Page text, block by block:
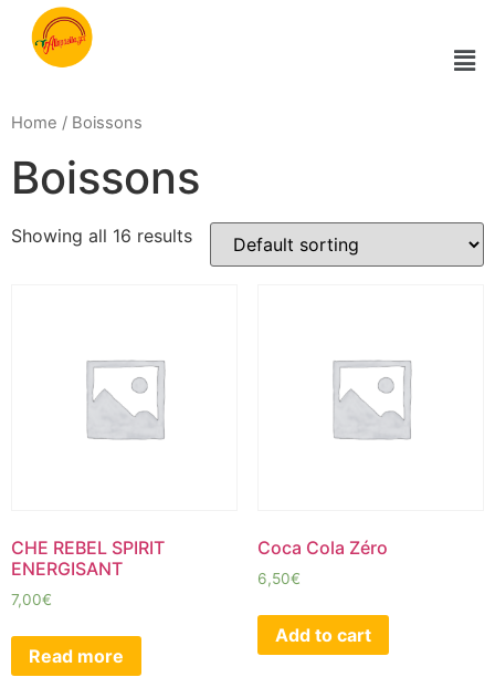
Home / Boissons
Boissons
Showing all 16 results
CHE REBEL SPIRIT
ENERGISANT
7,00€
Read more
Coca Cola Zéro
6,50€
Add to cart